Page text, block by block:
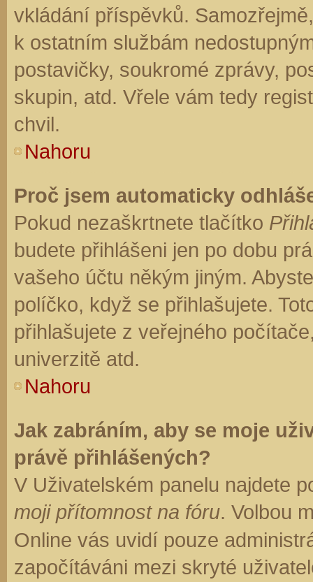
vkládání příspěvků.
k ostatním službám
postavičky, soukromé zprávy,
skupin, atd. Vřele vám tedy
chvil.
Nahoru
Proč jsem automaticky
Pokud nezaškrtnete tlačítko
budete přihlášeni jen po dobu
vašeho účtu někým jiným.
políčko, když se přihlašujete.
přihlašujete z veřejného
univerzitě atd.
Nahoru
Jak zabráním, aby se moje
právě přihlášených?
V Uživatelském panelu najdete
moji přítomnost na fóru. Volbou
Online vás uvidí pouze
započítáváni mezi skryté